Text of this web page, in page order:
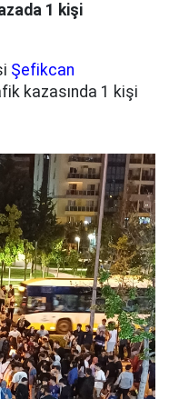
1 kişi
Şefikcan
kazasında 1 kişi